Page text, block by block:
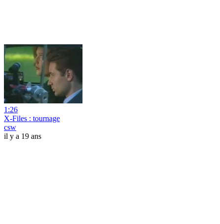
1:26
X-Files : tournage
csw
il y a 19 ans